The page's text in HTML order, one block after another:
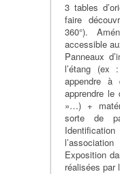
3 tables
faire
360°).
accessible
Panneaux
l’étang (ex
appendre
apprendre le
»…) +
sorte de
Exposition
réalisées par